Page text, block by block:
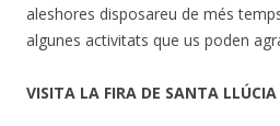
aleshores disposareu de més
algunes activitats que us poden
VISITA LA FIRA DE SANTA